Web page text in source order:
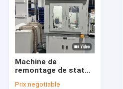
Machine de
remontage de stator
vitesse avec
Prix:negotiable